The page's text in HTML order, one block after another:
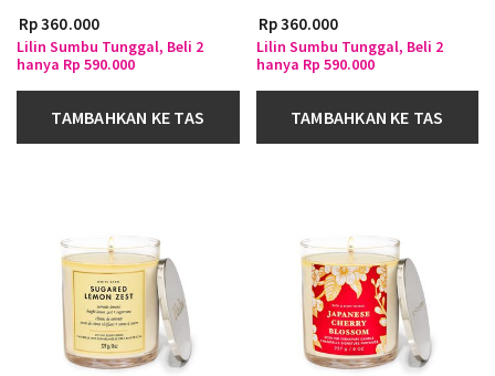
Rp 360.000
Lilin Sumbu Tunggal, Beli 2
hanya Rp 590.000
TAMBAHKAN KE TAS
Rp 360.000
Lilin Sumbu Tunggal, Beli 2
hanya Rp 590.000
TAMBAHKAN KE TAS